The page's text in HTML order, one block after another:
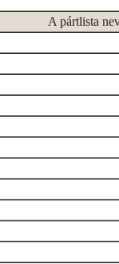
A pártlista